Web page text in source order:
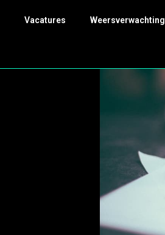
Vacatures Weersverwachting